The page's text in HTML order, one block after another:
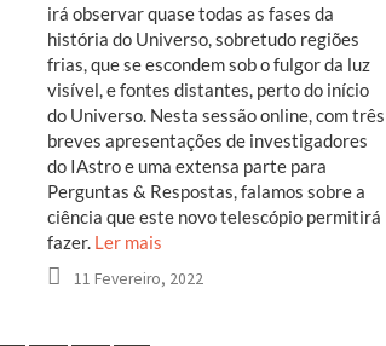
irá observar quase todas as fases da
história do Universo, sobretudo regiões
frias, que se escondem sob o fulgor da luz
visível, e fontes distantes, perto do início
do Universo. Nesta sessão online, com três
breves apresentações de investigadores
do IAstro e uma extensa parte para
Perguntas & Respostas, falamos sobre a
ciência que este novo telescópio permitirá
fazer. Ler mais
11 Fevereiro, 2022